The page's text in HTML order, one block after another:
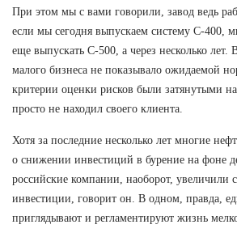
При этом мы с вами говорили, завод ведь
если мы сегодня выпускаем систему С-400,
еще выпускать С-500, а через несколько лет.
малого бизнеса не показывало ожидаемой
критерии оценки рисков были затянутыми
просто не находил своего клиента.
Хотя за последние несколько лет многие
о снижении инвестиций в бурение на фоне
российские компании, наоборот, увеличили
инвестиции, говорит он. В одном, правда,
приглядывают и регламентируют жизнь